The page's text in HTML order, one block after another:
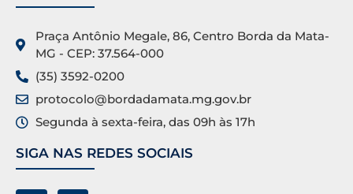
Praça Antônio Megale, 86, Centro Borda da Mata-
MG - CEP: 37.564-000
(35) 3592-0200
protocolo@bordadamata.mg.gov.br
Segunda à sexta-feira, das 09h às 17h
SIGA NAS REDES SOCIAIS